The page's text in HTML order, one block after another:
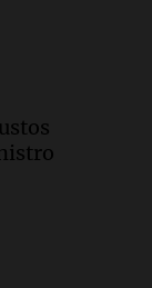
12
la